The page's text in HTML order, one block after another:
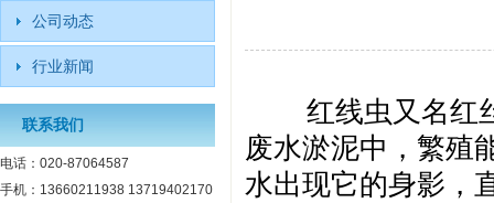
红线虫又名红
废水淤泥中，繁殖
水出现它的身影，
公司动态
行业新闻
联系我们
电话：020-87064587
手机：13660211938 13719402170